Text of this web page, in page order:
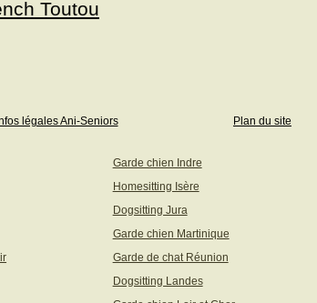
Toutou
légales Ani-Seniors Plan du site
Garde chien Indre
Homesitting Isère
Dogsitting Jura
Garde chien Martinique
Garde de chat Réunion
Dogsitting Landes